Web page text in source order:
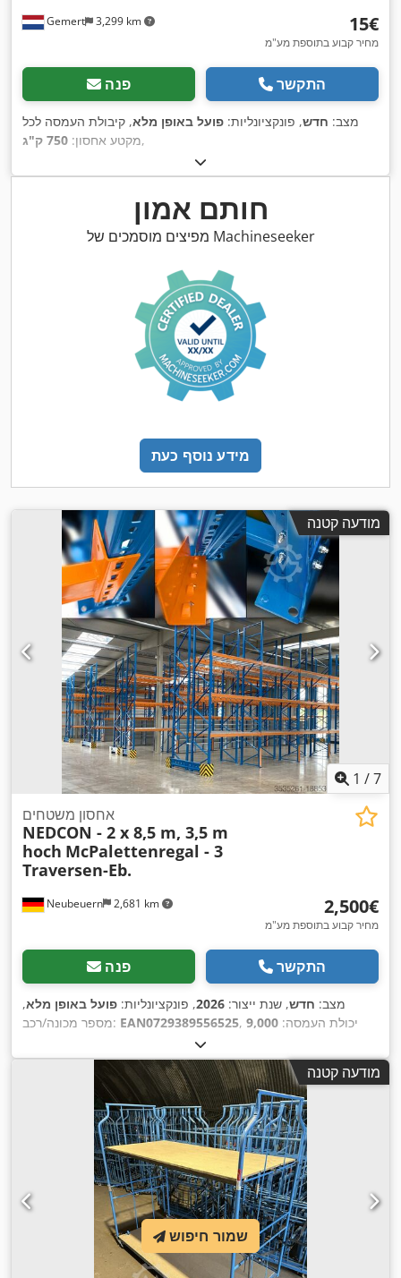
Gemert 3,299 km ‏15 ‏€
מחיר קבוע בתוספת מע"מ
פנה התקשר
מצב: חדש, פונקציונליות: פועל באופן מלא, קיבולת העמסה לכל
מקטע אחסון: 750 ק"ג ,
חותם אמון
מפיצים מוסמכים של Machineseeker
מידע נוסף כעת
מודעה קטנה
1 /7
Neubeuern 2,681 km
אחסון משטחים
NEDCON - 2 x 8,5 m, 3,5 m
hoch McPalettenregal - 3
Traversen-Eb.
‏2,500 ‏€
מחיר קבוע בתוספת מע"מ
פנה התקשר
מצב: חדש, שנת ייצור: 2026, פונקציונליות: פועל באופן מלא,
מספר מכונה/רכב: EAN0729389556525 , יכולת העמסה: 9,000
, עומס לכל זוג קורות תמך (מקסימלי):
3,000 ק"ג
, מספר שורות של מדפים:2, גובה המסגרת:3,500 מ"מ
,
רוחב מסגרת:1,100 מ"מ , גובה המדף:3,500 מ"מ
8,500 מ"מ
, אורך תמיכה: ,
מודעה קטנה
שמור חיפוש